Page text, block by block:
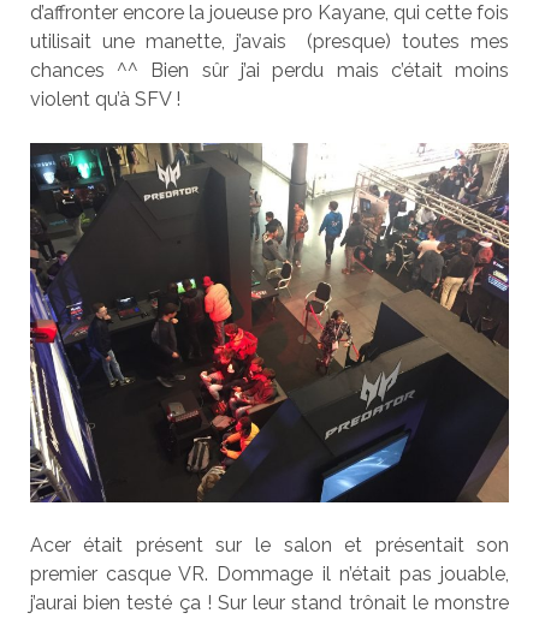
d’affronter encore la joueuse pro Kayane, qui cette fois
utilisait une manette, j’avais (presque) toutes mes
chances ^^ Bien sûr j’ai perdu mais c’était moins
violent qu’à SFV !
Acer était présent sur le salon et présentait son
premier casque VR. Dommage il n’était pas jouable,
j’aurai bien testé ça ! Sur leur stand trônait le monstre